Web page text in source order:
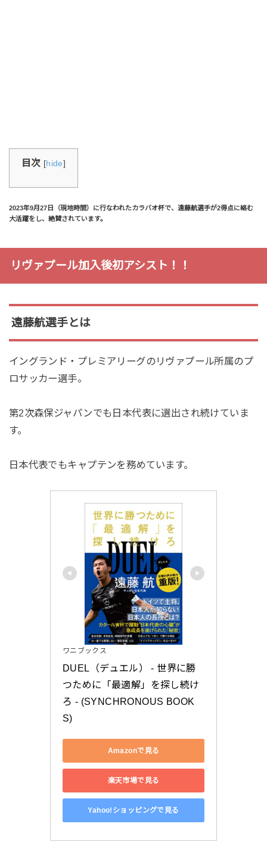
目次 [hide]
2023年9月27日（現地時間）に行なわれたカラバオ杯で、遠藤航選手が2得点に絡む
大活躍をし、絶賛されています。
リヴァプール加入後初アシスト！！
遠藤航選手とは
イングランド・プレミアリーグのリヴァプール所属のプ
ロサッカー選手。
第2次森保ジャパンでも日本代表に選出され続けていま
す。
日本代表でもキャプテンを務めています。
ワニブックス
DUEL（デュエル） - 世界に勝
つために「最適解」を探し続け
ろ - (SYNCHRONOUS BOOK
S)
Amazonで見る
楽天市場で見る
Yahoo!ショッピングで見る